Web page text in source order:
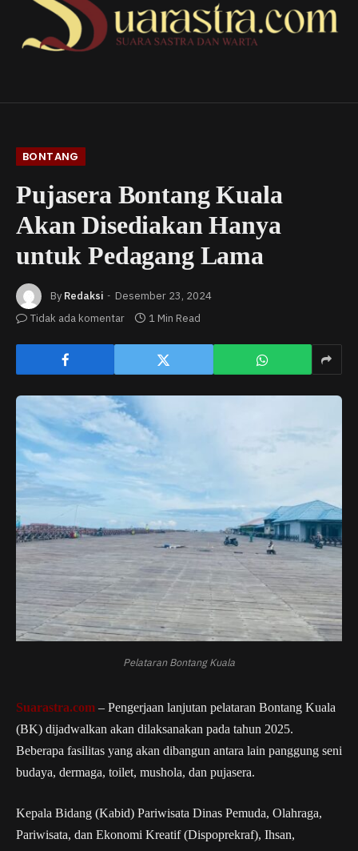
BONTANG
Pujasera Bontang Kuala
Akan Disediakan Hanya
untuk Pedagang Lama
By Redaksi
Desember 23, 2024
Tidak ada komentar
1 Min Read
Pelataran Bontang Kuala
Suarastra.com – Pengerjaan lanjutan pelataran Bontang Kuala
(BK) dijadwalkan akan dilaksanakan pada tahun 2025.
Beberapa fasilitas yang akan dibangun antara lain panggung seni
budaya, dermaga, toilet, mushola, dan pujasera.
Kepala Bidang (Kabid) Pariwisata Dinas Pemuda, Olahraga,
Pariwisata, dan Ekonomi Kreatif (Dispoprekraf), Ihsan,